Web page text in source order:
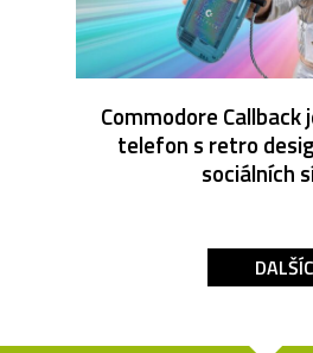
Commodore Callback
telefon s retro
sociálních